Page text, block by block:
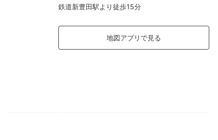
鉄道新豊田駅より徒歩15分
地図アプリで見る